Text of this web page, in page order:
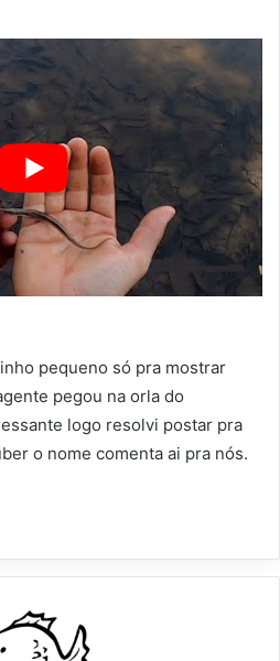
pequeno só pra mostrar
pegou na orla do
logo resolvi postar pra
o nome comenta ai pra nós.